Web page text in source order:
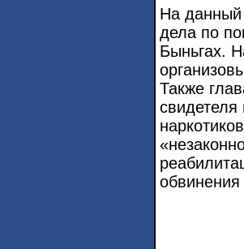
На данный
дела по
Быньгах.
Также
обвинения